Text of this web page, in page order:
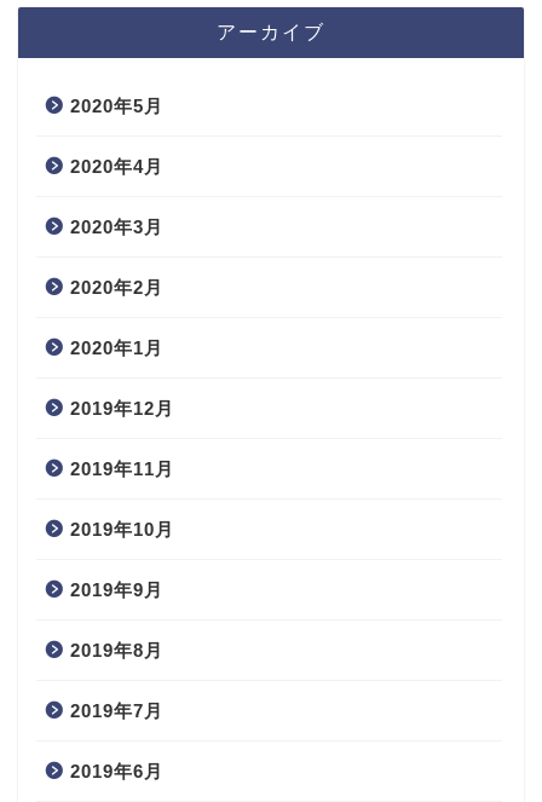
アーカイブ
2020年5月
2020年4月
2020年3月
2020年2月
2020年1月
2019年12月
2019年11月
2019年10月
2019年9月
2019年8月
2019年7月
2019年6月